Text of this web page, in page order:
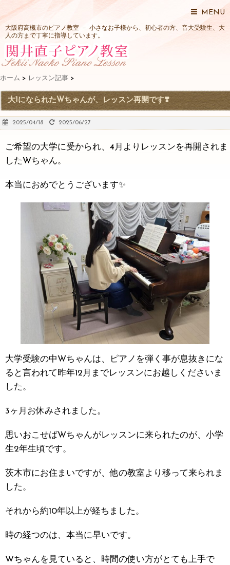
MENU
大阪府高槻市のピアノ教室 － 小さなお子様から、初心者の方、音大受験生、大
人の方まで丁寧に指導しています。
ホーム > レッスン記事 >
大1になられたWちゃんが、レッスン再開です❣️
2025/04/18 2025/06/27
ご希望の大学に受かられ、4月よりレッスンを再開されま
したWちゃん。
本当におめでとうございます✨
大学受験の中Wちゃんは、ピアノを弾く事が息抜きにな
ると言われて昨年12月までレッスンにお越しくださいま
した。
3ヶ月お休みされました。
思いおこせばWちゃんがレッスンに来られたのが、小学
生2年生頃です。
茨木市にお住まいですが、他の教室より移って来られま
した。
それから約10年以上が経ちました。
時の経つのは、本当に早いです。
Wちゃんを見ていると、時間の使い方がとても上手で